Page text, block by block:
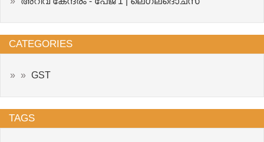
CATEGORIES
GST
TAGS